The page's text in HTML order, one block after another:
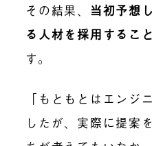
その結果、 当初予想
る人材を採用するこ
す。
「もともとはエンジ
したが、実際に提案